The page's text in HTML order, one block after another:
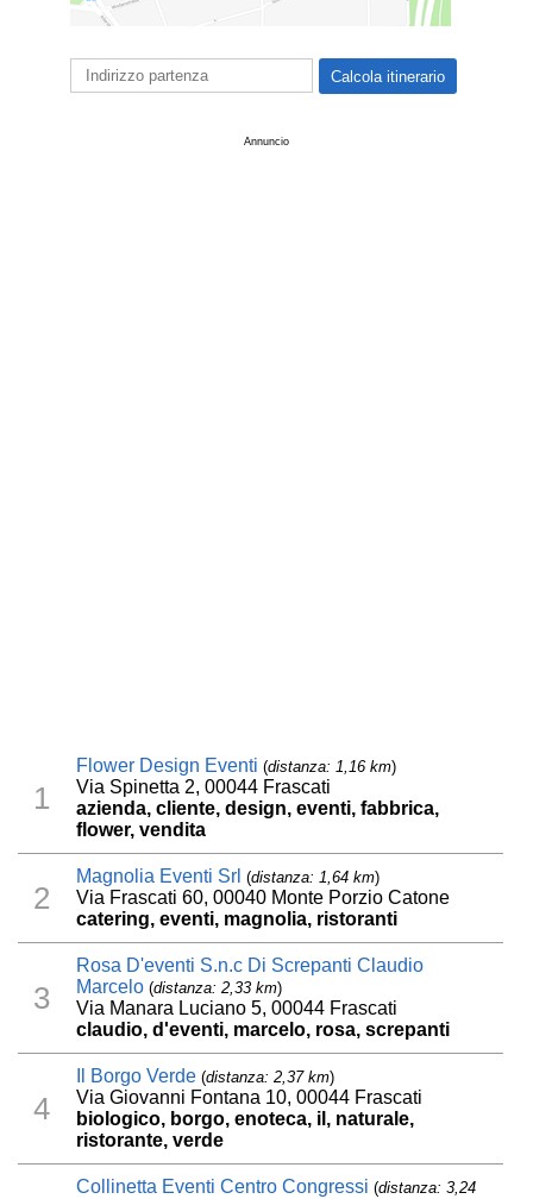
Annuncio
1
Flower Design Eventi (distanza: 1,16 km)
Via Spinetta 2, 00044 Frascati
azienda, cliente, design, eventi, fabbrica,
flower, vendita
2
Magnolia Eventi Srl (distanza: 1,64 km)
Via Frascati 60, 00040 Monte Porzio Catone
catering, eventi, magnolia, ristoranti
3
Rosa D'eventi S.n.c Di Screpanti Claudio
Marcelo (distanza: 2,33 km)
Via Manara Luciano 5, 00044 Frascati
claudio, d'eventi, marcelo, rosa, screpanti
4
Il Borgo Verde (distanza: 2,37 km)
Via Giovanni Fontana 10, 00044 Frascati
biologico, borgo, enoteca, il, naturale,
ristorante, verde
Collinetta Eventi Centro Congressi (distanza: 3,24